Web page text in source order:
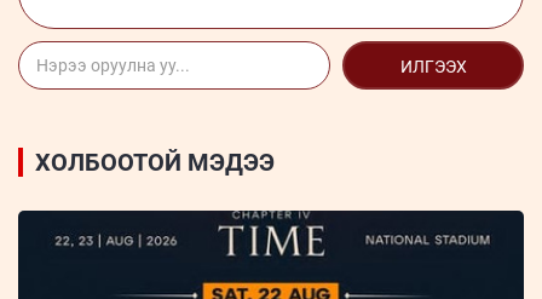
ИЛГЭЭХ
ХОЛБООТОЙ МЭДЭЭ